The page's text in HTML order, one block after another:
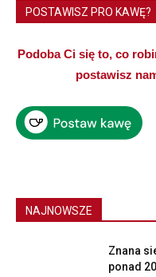
POSTAWISZ PRO KAWĘ?
Podoba Ci się to, co
postawisz
NAJNOWSZE
Znana
ponad